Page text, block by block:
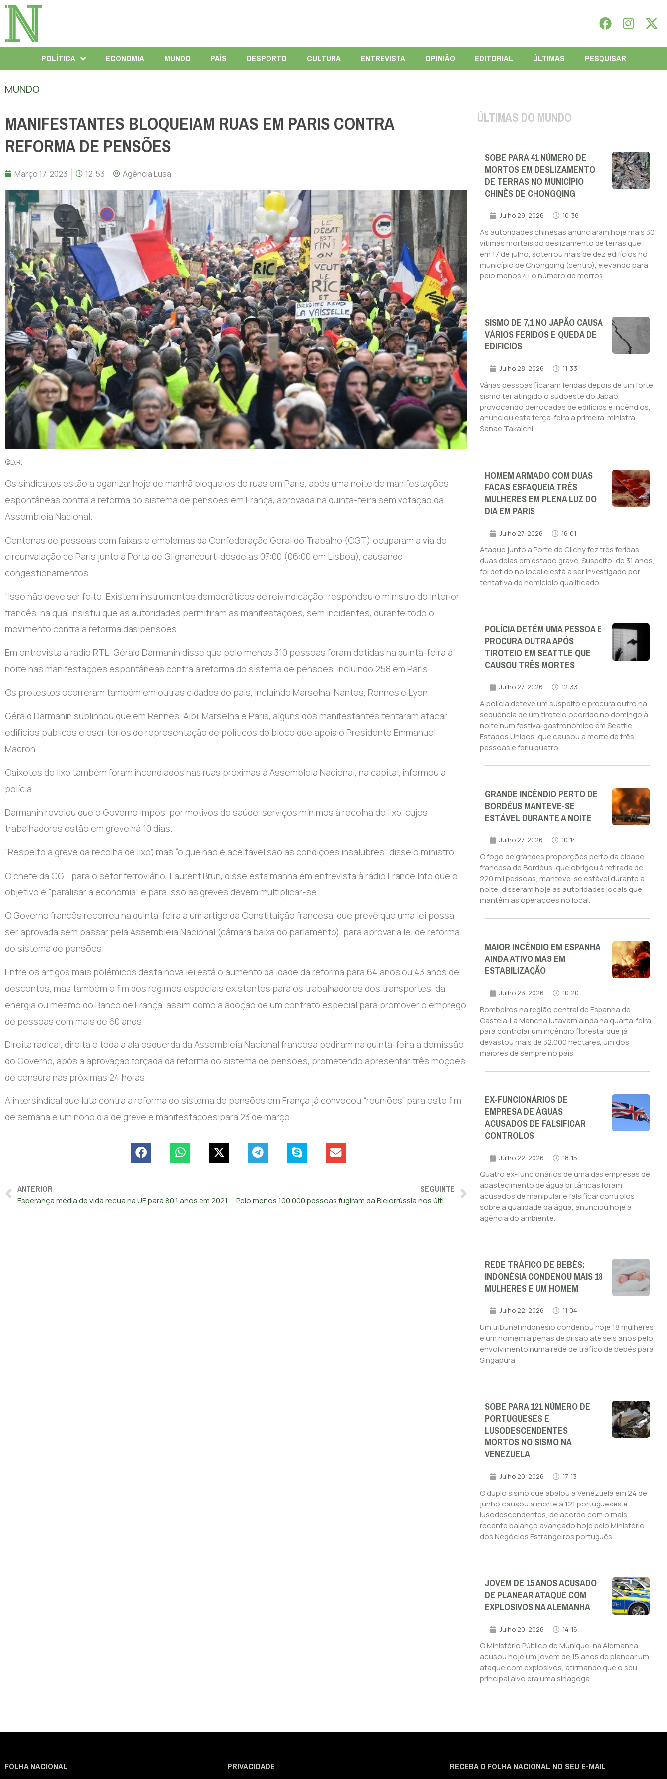
POLÍTICA ECONOMIA MUNDO PAÍS DESPORTO CULTURA ENTREVISTA OPINIÃO EDITORIAL ÚLTIMAS PESQUISAR
MUNDO
MANIFESTANTES BLOQUEIAM RUAS EM PARIS CONTRA
REFORMA DE PENSÕES
Março 17, 2023 12:53 Agência Lusa
©D.R.
Os sindicatos estão a oganizar hoje de manhã bloqueios de ruas em Paris, após uma noite de manifestações
espontâneas contra a reforma do sistema de pensões em França, aprovada na quinta-feira sem votação da
Assembleia Nacional.
Centenas de pessoas com faixas e emblemas da Confederação Geral do Trabalho (CGT) ocuparam a via de
circunvalação de Paris junto à Porta de Glignancourt, desde as 07:00 (06:00 em Lisboa), causando
congestionamentos.
“Isso não deve ser feito. Existem instrumentos democráticos de reivindicação”, respondeu o ministro do Interior
francês, na qual insistiu que as autoridades permitiram as manifestações, sem incidentes, durante todo o
movimento contra a reforma das pensões.
Em entrevista à rádio RTL, Gérald Darmanin disse que pelo menos 310 pessoas foram detidas na quinta-feira à
noite nas manifestações espontâneas contra a reforma do sistema de pensões, incluindo 258 em Paris.
Os protestos ocorreram também em outras cidades do país, incluindo Marselha, Nantes, Rennes e Lyon.
Gérald Darmanin sublinhou que em Rennes, Albi, Marselha e Paris, alguns dos manifestantes tentaram atacar
edifícios públicos e escritórios de representação de políticos do bloco que apoia o Presidente Emmanuel
Macron.
Caixotes de lixo também foram incendiados nas ruas próximas à Assembleia Nacional, na capital, informou a
polícia.
Darmanin revelou que o Governo impôs, por motivos de saúde, serviços mínimos à recolha de lixo, cujos
trabalhadores estão em greve há 10 dias.
“Respeito a greve da recolha de lixo”, mas “o que não é aceitável são as condições insalubres”, disse o ministro.
O chefe da CGT para o setor ferroviário, Laurent Brun, disse esta manhã em entrevista à rádio France Info que o
objetivo é “paralisar a economia” e para isso as greves devem multiplicar-se.
O Governo francês recorreu na quinta-feira a um artigo da Constituição francesa, que prevê que uma lei possa
ser aprovada sem passar pela Assembleia Nacional (câmara baixa do parlamento), para aprovar a lei de reforma
do sistema de pensões.
Entre os artigos mais polémicos desta nova lei está o aumento da idade da reforma para 64 anos ou 43 anos de
descontos, mas também o fim dos regimes especiais existentes para os trabalhadores dos transportes, da
energia ou mesmo do Banco de França, assim como a adoção de um contrato especial para promover o emprego
de pessoas com mais de 60 anos.
Direita radical, direita e toda a ala esquerda da Assembleia Nacional francesa pediram na quinta-feira a demissão
do Governo, após a aprovação forçada da reforma do sistema de pensões, prometendo apresentar três moções
de censura nas próximas 24 horas.
A intersindical que luta contra a reforma do sistema de pensões em França já convocou “reuniões” para este fim
de semana e um nono dia de greve e manifestações para 23 de março.
ANTERIOR
Esperança média de vida recua na UE para 80,1 anos em 2021
SEGUINTE
Pelo menos 100.000 pessoas fugiram da Bielorrússia nos últimos três anos
ÚLTIMAS DO MUNDO
SOBE PARA 41 NÚMERO DE
MORTOS EM DESLIZAMENTO
DE TERRAS NO MUNICÍPIO
CHINÊS DE CHONGQING
Julho 29, 2026 10:36
As autoridades chinesas anunciaram hoje mais 30
vítimas mortais do deslizamento de terras que,
em 17 de julho, soterrou mais de dez edifícios no
município de Chongqing (centro), elevando para
pelo menos 41 o número de mortos.
SISMO DE 7,1 NO JAPÃO CAUSA
VÁRIOS FERIDOS E QUEDA DE
EDIFICIOS
Julho 28, 2026 11:33
Várias pessoas ficaram feridas depois de um forte
sismo ter atingido o sudoeste do Japão,
provocando derrocadas de edifícios e incêndios,
anunciou esta terça-feira a primeira-ministra,
Sanae Takaichi.
HOMEM ARMADO COM DUAS
FACAS ESFAQUEIA TRÊS
MULHERES EM PLENA LUZ DO
DIA EM PARIS
Julho 27, 2026 16:01
Ataque junto à Porte de Clichy fez três feridas,
duas delas em estado grave. Suspeito, de 31 anos,
foi detido no local e está a ser investigado por
tentativa de homicídio qualificado.
POLÍCIA DETÉM UMA PESSOA E
PROCURA OUTRA APÓS
TIROTEIO EM SEATTLE QUE
CAUSOU TRÊS MORTES
Julho 27, 2026 12:33
A polícia deteve um suspeito e procura outro na
sequência de um tiroteio ocorrido no domingo à
noite num festival gastronómico em Seattle,
Estados Unidos, que causou a morte de três
pessoas e feriu quatro.
GRANDE INCÊNDIO PERTO DE
BORDÉUS MANTEVE-SE
ESTÁVEL DURANTE A NOITE
Julho 27, 2026 10:14
O fogo de grandes proporções perto da cidade
francesa de Bordéus, que obrigou à retirada de
220 mil pessoas, manteve-se estável durante a
noite, disseram hoje as autoridades locais que
mantêm as operações no local.
MAIOR INCÊNDIO EM ESPANHA
AINDA ATIVO MAS EM
ESTABILIZAÇÃO
Julho 23, 2026 10:20
Bombeiros na região central de Espanha de
Castela‑La Mancha lutavam ainda na quarta‑feira
para controlar um incêndio florestal que já
devastou mais de 32.000 hectares, um dos
maiores de sempre no país.
EX-FUNCIONÁRIOS DE
EMPRESA DE ÁGUAS
ACUSADOS DE FALSIFICAR
CONTROLOS
Julho 22, 2026 18:15
Quatro ex-funcionários de uma das empresas de
abastecimento de água britânicas foram
acusados de manipular e falsificar controlos
sobre a qualidade da água, anunciou hoje a
agência do ambiente.
REDE TRÁFICO DE BEBÉS:
INDONÉSIA CONDENOU MAIS 18
MULHERES E UM HOMEM
Julho 22, 2026 11:04
Um tribunal indonésio condenou hoje 18 mulheres
e um homem a penas de prisão até seis anos pelo
envolvimento numa rede de tráfico de bebés para
Singapura.
SOBE PARA 121 NÚMERO DE
PORTUGUESES E
LUSODESCENDENTES
MORTOS NO SISMO NA
VENEZUELA
Julho 20, 2026 17:13
O duplo sismo que abalou a Venezuela em 24 de
junho causou a morte a 121 portugueses e
lusodescendentes, de acordo com o mais
recente balanço avançado hoje pelo Ministério
dos Negócios Estrangeiros português.
JOVEM DE 15 ANOS ACUSADO
DE PLANEAR ATAQUE COM
EXPLOSIVOS NA ALEMANHA
Julho 20, 2026 14:16
O Ministério Público de Munique, na Alemanha,
acusou hoje um jovem de 15 anos de planear um
ataque com explosivos, afirmando que o seu
principal alvo era uma sinagoga.
FOLHA NACIONAL PRIVACIDADE RECEBA O FOLHA NACIONAL NO SEU E-MAIL